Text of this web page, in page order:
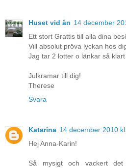
Huset vid ån 14 december
Ett stort Grattis till alla dina
Vill absolut pröva lyckan hos
Jag tar 2 lotter o länkar så
Julkramar till dig!
Therese
Svara
Katarina 14 december 2010
Hej Anna-Karin!
Så mysigt och vackert